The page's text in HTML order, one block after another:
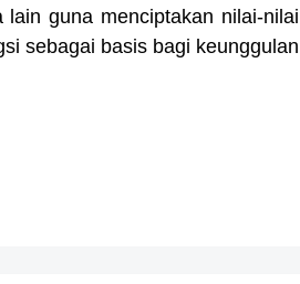
guna menciptakan nilai-nilai
sebagai basis bagi keunggulan